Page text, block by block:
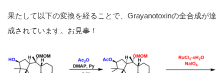
果たして以下の変換を経ることで、Grayanotoxinの全合成が達
成されています。お見事！